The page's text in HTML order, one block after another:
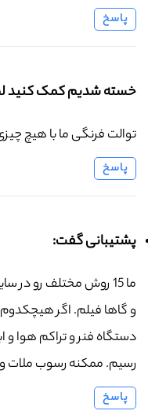
پاسخ
خسته شدیم کمک کنید
توالت فرنگی ما با هیچ
پاسخ
پشتیبانی گفت:
ما 15 روش مختلف رو
و گاها فیلم. اگر هیچکدوم
دستگاه فنر و تراکم هوا
رسیم. ممکنه رسوب ملات
پاسخ